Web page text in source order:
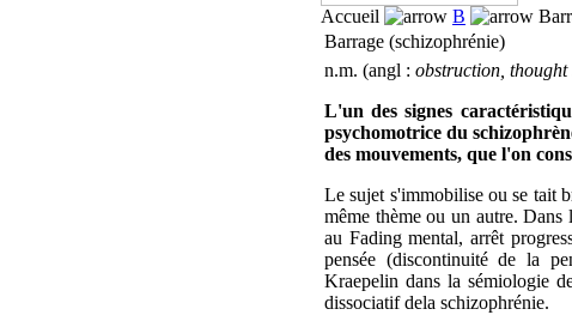
Accueil B
Barrage (schizophrénie)
n.m. (angl : obstruction,
L'un des signes
psychomotrice du
des mouvements, que l'on
Le sujet s'immobilise ou se tait
même thème ou un autre.
au Fading mental, arrêt
pensée (discontinuité de la
Kraepelin dans la sémiologie
dissociatif dela schizophrénie.